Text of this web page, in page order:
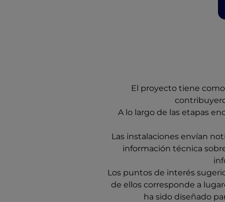
El proyecto tiene
A lo largo de las etapas
Las instalaciones envían
información técnica
Los puntos de interés
de ellos corresponde a
ha sido diseñado